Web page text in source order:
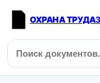
ОХРАНА ТРУДА